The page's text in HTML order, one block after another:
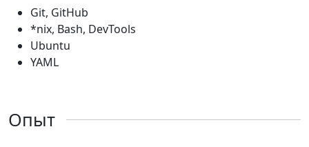
Git, GitHub
*nix, Bash, DevTools
Ubuntu
YAML
Опыт